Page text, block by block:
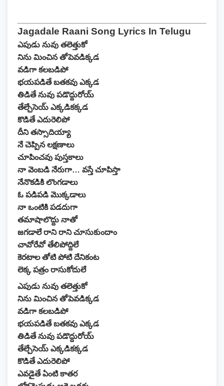
Jagadale Raani Song Lyrics In Telugu
ఎపుడు నువు తలెత్తుకో
నిను మించిన తోపెవడిక్కడ
వడిగా కలబడిపో
భయపడితే బతకవు ఎక్కడ
తిడితే నువు పడొద్దురోయ్
తేల్చేసెయ్ ఎక్కడికక్కడ
కొడితే ఎదురెలిపో
దీని తస్సాదియ్యా
నే చెప్పిన లక్షణాలు
చూపించవు పుస్తకాలు
నా వెంబడి నేరుగా… వస్తే చూపిస్తా
నేనొకడికి లొంగడాలు
ఓ పడిపడి మొక్కడాలు
నా ఒంటికి పడదుగా
తమాషాలొద్దు నాతో
జగడాలే రాని రాని చూసుకుందాం
చావోరేవో తేలిపోద్దిలే
కెరటాల తోటి పోటి దేనికంట
లెక్క పత్రం రాసుకోదులే
ఎపుడు నువు తలెత్తుకో
నిను మించిన తోపెవడిక్కడ
వడిగా కలబడిపో
భయపడితే బతకవు ఎక్కడ
తిడితే నువు పడొద్దురోయ్
తేల్చేసెయ్ ఎక్కడికక్కడ
కొడితే ఎదురెలిపో
ఎవడైతే ఏంటి కాతర